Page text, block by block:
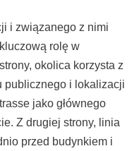
i związanego z nimi
rolę w
okolica korzysta z
publicznego i lokalizacji
jako głównego
Z drugiej strony, linia
przed budynkiem i